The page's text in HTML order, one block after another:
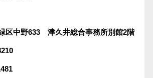
区中野633 津久井総合事務所別館2階